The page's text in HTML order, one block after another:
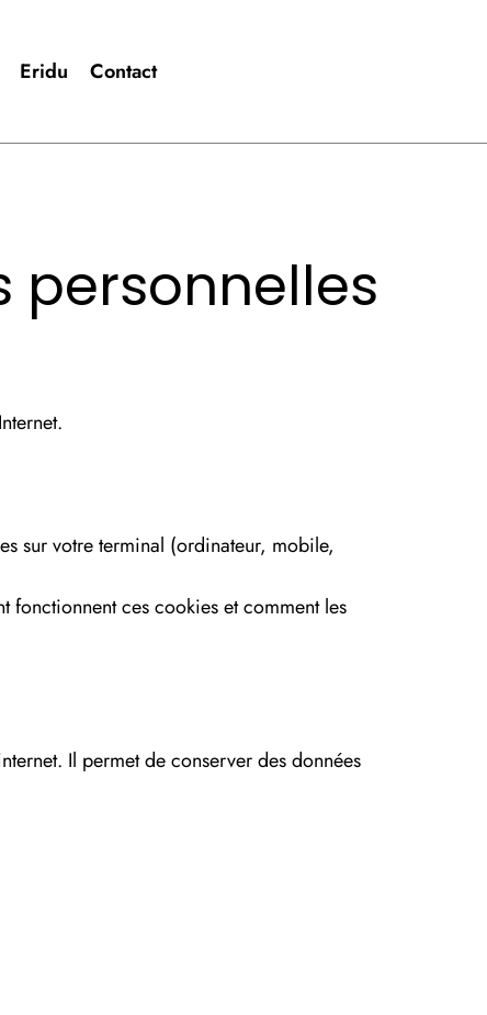
Eridu Contact
personnelles
sur votre terminal (ordinateur, mobile,
fonctionnent ces cookies et comment les
Il permet de conserver des données